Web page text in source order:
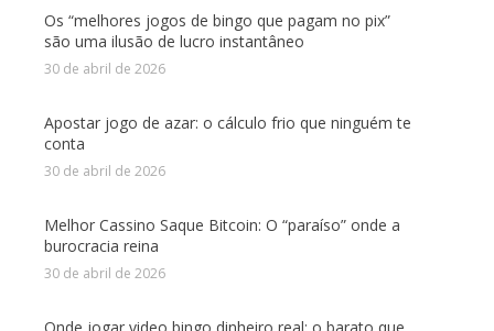
Os “melhores jogos de bingo que pagam no pix”
são uma ilusão de lucro instantâneo
30 de abril de 2026
Apostar jogo de azar: o cálculo frio que ninguém te
conta
30 de abril de 2026
Melhor Cassino Saque Bitcoin: O “paraíso” onde a
burocracia reina
30 de abril de 2026